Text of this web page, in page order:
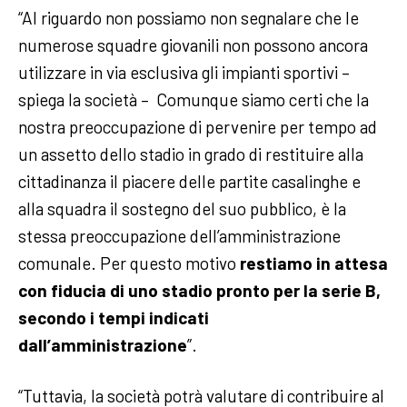
“Al riguardo non possiamo non segnalare che le
numerose squadre giovanili non possono ancora
utilizzare in via esclusiva gli impianti sportivi –
spiega la società – Comunque siamo certi che la
nostra preoccupazione di pervenire per tempo ad
un assetto dello stadio in grado di restituire alla
cittadinanza il piacere delle partite casalinghe e
alla squadra il sostegno del suo pubblico, è la
stessa preoccupazione dell’amministrazione
comunale. Per questo motivo restiamo in attesa
con fiducia di uno stadio pronto per la serie B,
secondo i tempi indicati
dall’amministrazione”.
“Tuttavia, la società potrà valutare di contribuire al